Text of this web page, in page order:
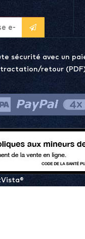
sécurité avec un
retour